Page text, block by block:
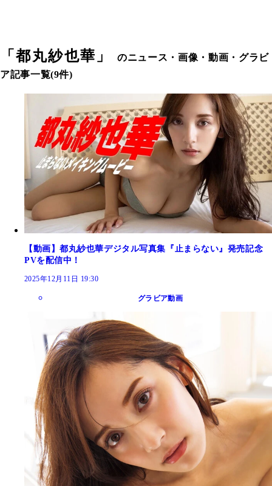
「都丸紗也華 」のニュース・画像・動画・グラビ
ア記事一覧(9件)
【動画】都丸紗也華デジタル写真集『止まらない』発売記念
PVを配信中！
2025年12月11日 19:30
グラビア動画